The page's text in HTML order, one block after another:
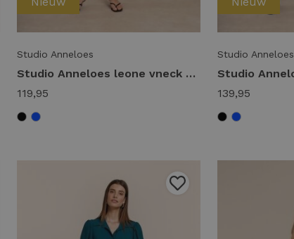
Studio Anneloes
Studio Anneloes leone vneck dress 14391 Jurk 6900 dark blue
119,95
Studio Anneloes
139,95